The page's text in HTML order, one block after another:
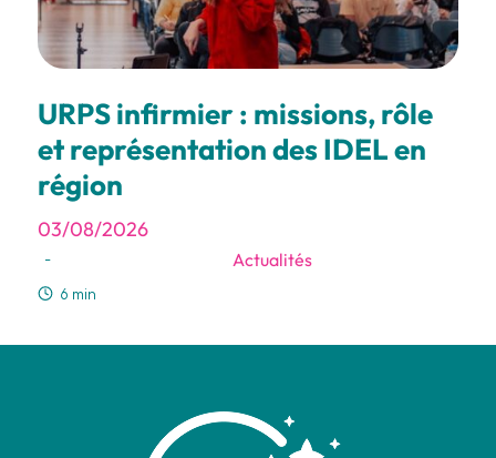
URPS infirmier : missions, rôle
et représentation des IDEL en
région
03/08/2026
- Actualités
6 min